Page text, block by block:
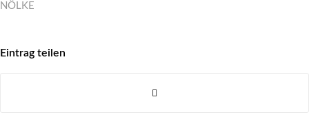
NÖLKE
Eintrag teilen